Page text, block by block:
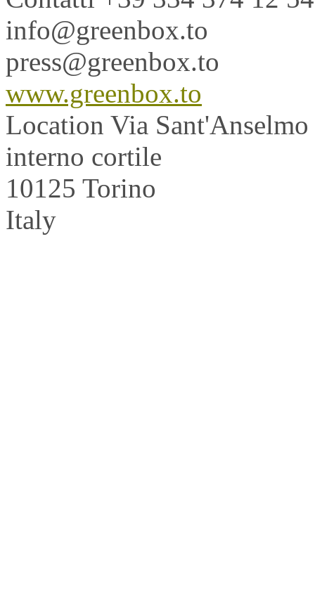
info@greenbox.to
press@greenbox.to
www.greenbox.to
Location Via Sant'Anselmo
interno cortile
10125 Torino
Italy